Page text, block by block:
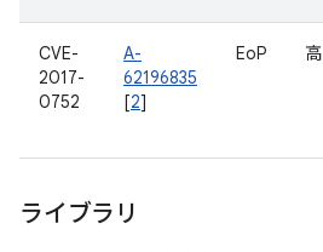
CVE-
2017-
0752
A-
62196835
[2]
EoP 高
ライブラリ